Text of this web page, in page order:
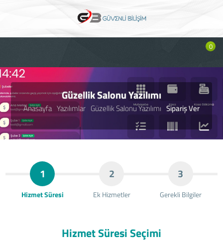
0
Güzellik Salonu Yazılımı
Anasayfa Yazılımlar Güzellik Salonu Yazılımı Sipariş Ver
1
Hizmet Süresi
2
Ek Hizmetler
3
Gerekli Bilgiler
Hizmet Süresi Seçimi